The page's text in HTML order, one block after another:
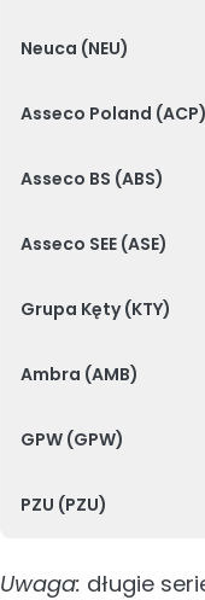
Neuca (NEU)
Asseco Poland (ACP)
Asseco BS (ABS)
Asseco SEE (ASE)
Grupa Kęty (KTY)
Ambra (AMB)
GPW (GPW)
PZU (PZU)
Uwaga: długie